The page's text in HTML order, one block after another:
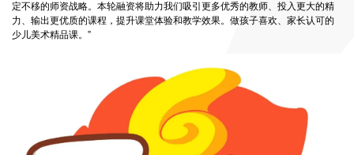
定不移的师资战略。本轮融资将助力我们吸引更多优秀的教师、投入更大的精
力、输出更优质的课程，提升课堂体验和教学效果。做孩子喜欢、家长认可的
少儿美术精品课。”